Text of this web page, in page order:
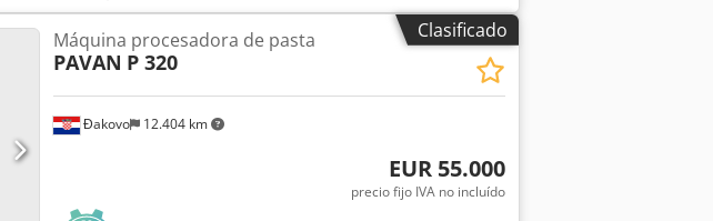
Clasificado
Đakovo 12.404 km
Máquina procesadora de pasta
PAVAN P 320
EUR 55.000
precio fijo IVA no incluído